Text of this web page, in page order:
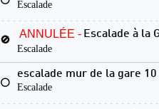
Escalade
🚫 ANNULÉE - Escalade à la
Escalade
⚪
escalade mur de la gare
Escalade